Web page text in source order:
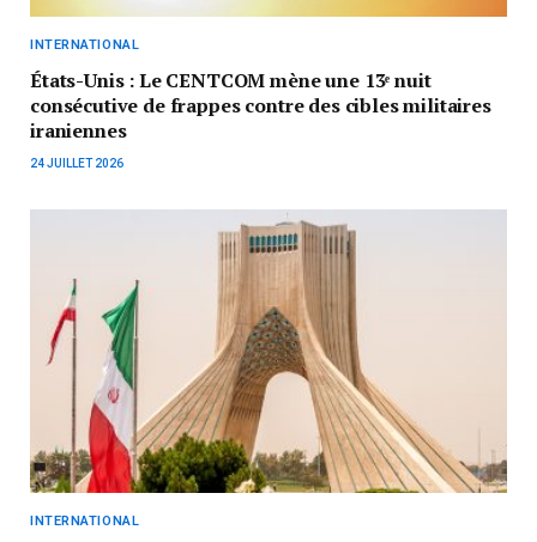
INTERNATIONAL
États-Unis : Le CENTCOM mène une 13ᵉ nuit
consécutive de frappes contre des cibles militaires
iraniennes
24 JUILLET 2026
INTERNATIONAL